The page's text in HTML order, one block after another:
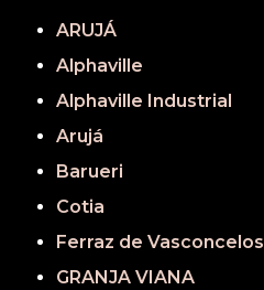
ARUJÁ
Alphaville
Alphaville Industrial
Arujá
Barueri
Cotia
Ferraz de Vasconcelos
GRANJA VIANA